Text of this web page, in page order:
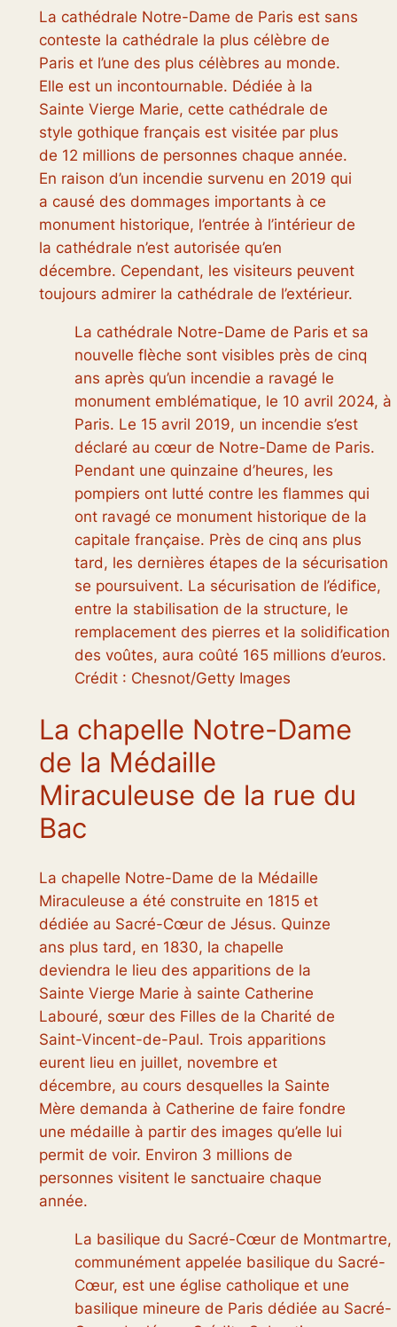
La cathédrale Notre-Dame de Paris est sans
conteste la cathédrale la plus célèbre de
Paris et l’une des plus célèbres au monde.
Elle est un incontournable. Dédiée à la
Sainte Vierge Marie, cette cathédrale de
style gothique français est visitée par plus
de 12 millions de personnes chaque année.
En raison d’un incendie survenu en 2019 qui
a causé des dommages importants à ce
monument historique, l’entrée à l’intérieur de
la cathédrale n’est autorisée qu’en
décembre. Cependant, les visiteurs peuvent
toujours admirer la cathédrale de l’extérieur.
La cathédrale Notre-Dame de Paris et sa
nouvelle flèche sont visibles près de cinq
ans après qu’un incendie a ravagé le
monument emblématique, le 10 avril 2024, à
Paris. Le 15 avril 2019, un incendie s’est
déclaré au cœur de Notre-Dame de Paris.
Pendant une quinzaine d’heures, les
pompiers ont lutté contre les flammes qui
ont ravagé ce monument historique de la
capitale française. Près de cinq ans plus
tard, les dernières étapes de la sécurisation
se poursuivent. La sécurisation de l’édifice,
entre la stabilisation de la structure, le
remplacement des pierres et la solidification
des voûtes, aura coûté 165 millions d’euros.
Crédit : Chesnot/Getty Images
La chapelle Notre-Dame
de la Médaille
Miraculeuse de la rue du
Bac
La chapelle Notre-Dame de la Médaille
Miraculeuse a été construite en 1815 et
dédiée au Sacré-Cœur de Jésus. Quinze
ans plus tard, en 1830, la chapelle
deviendra le lieu des apparitions de la
Sainte Vierge Marie à sainte Catherine
Labouré, sœur des Filles de la Charité de
Saint-Vincent-de-Paul. Trois apparitions
eurent lieu en juillet, novembre et
décembre, au cours desquelles la Sainte
Mère demanda à Catherine de faire fondre
une médaille à partir des images qu’elle lui
permit de voir. Environ 3 millions de
personnes visitent le sanctuaire chaque
année.
La basilique du Sacré-Cœur de Montmartre,
communément appelée basilique du Sacré-
Cœur, est une église catholique et une
basilique mineure de Paris dédiée au Sacré-